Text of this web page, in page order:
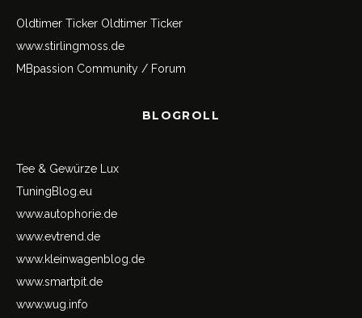
Oldtimer Ticker Oldtimer Ticker
www.stirlingmoss.de
MBpassion Community / Forum
BLOGROLL
Tee & Gewürze Lux
TuningBlog.eu
www.autophorie.de
www.evtrend.de
www.kleinwagenblog.de
www.smartpit.de
www.wug.info